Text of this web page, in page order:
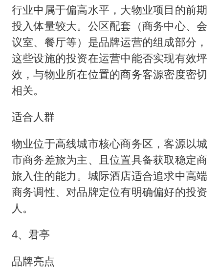
行业中属于偏高水平，大物业项目的前期
投入体量较大。公区配套（商务中心、会
议室、餐厅等）是品牌运营的组成部分，
这些设施的投资在运营中能否实现有效坪
效，与物业所在位置的商务客源密度密切
相关。
适合人群
物业位于高线城市核心商务区，客源以城
市商务差旅为主、且位置具备获取稳定商
旅入住的能力。城际酒店适合追求中高端
商务调性、对品牌定位有明确偏好的投资
人。
4、君亭
品牌亮点